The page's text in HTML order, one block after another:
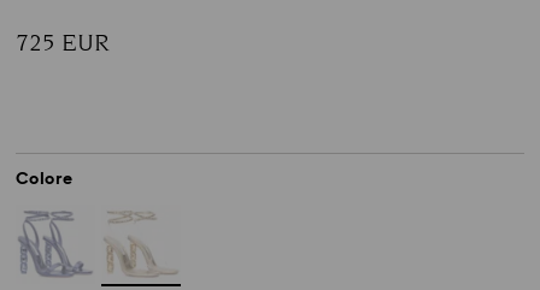
725 EUR
Colore